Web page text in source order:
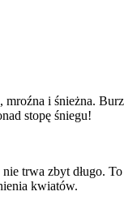
mroźna i śnieżna.
stopę śniegu!
trwa zbyt długo. To
kwiatów.